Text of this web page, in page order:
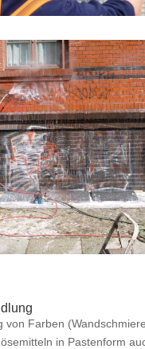
von Farben
in Pastenform